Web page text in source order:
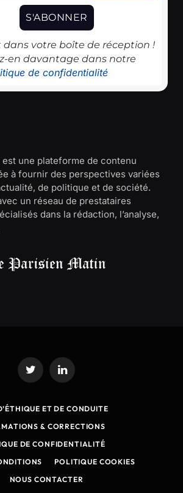
votre boîte de réception !
en davantage dans notre
de confidentialité
est une plateforme de contenu
à fournir des perspectives variées
de politique et de société.
un réseau de prestataires
dans la rédaction, l’analyse,
Twitter LinkedIn
ET DE CONDUITE
& CORRECTIONS
DE CONFIDENTIALITÉ
POLITIQUE COOKIES
NOUS CONTACTER